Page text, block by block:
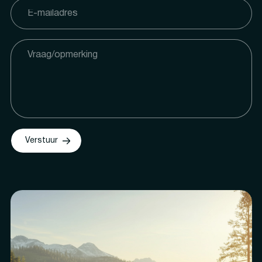
Verstuur